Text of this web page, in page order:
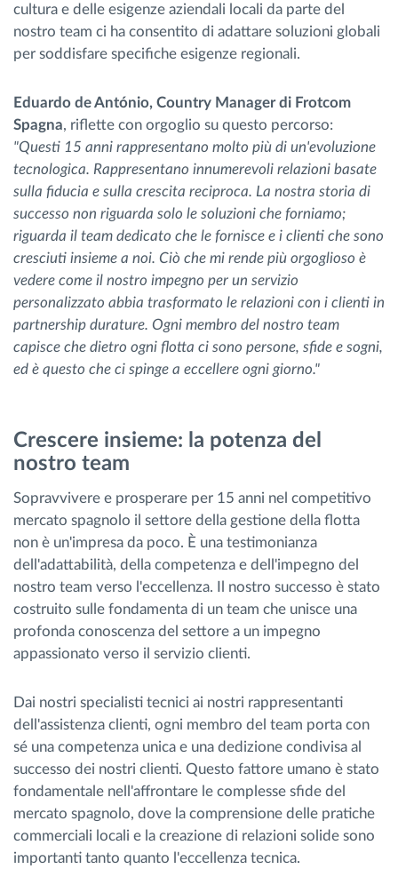
cultura e delle esigenze aziendali locali da parte del
nostro team ci ha consentito di adattare soluzioni globali
per soddisfare specifiche esigenze regionali.
Eduardo de António, Country Manager di Frotcom
Spagna, riflette con orgoglio su questo percorso:
"Questi 15 anni rappresentano molto più di un'evoluzione
tecnologica. Rappresentano innumerevoli relazioni basate
sulla fiducia e sulla crescita reciproca. La nostra storia di
successo non riguarda solo le soluzioni che forniamo;
riguarda il team dedicato che le fornisce e i clienti che sono
cresciuti insieme a noi. Ciò che mi rende più orgoglioso è
vedere come il nostro impegno per un servizio
personalizzato abbia trasformato le relazioni con i clienti in
partnership durature. Ogni membro del nostro team
capisce che dietro ogni flotta ci sono persone, sfide e sogni,
ed è questo che ci spinge a eccellere ogni giorno."
Crescere insieme: la potenza del
nostro team
Sopravvivere e prosperare per 15 anni nel competitivo
mercato spagnolo il settore della gestione della flotta
non è un'impresa da poco. È una testimonianza
dell'adattabilità, della competenza e dell'impegno del
nostro team verso l'eccellenza. Il nostro successo è stato
costruito sulle fondamenta di un team che unisce una
profonda conoscenza del settore a un impegno
appassionato verso il servizio clienti.
Dai nostri specialisti tecnici ai nostri rappresentanti
dell'assistenza clienti, ogni membro del team porta con
sé una competenza unica e una dedizione condivisa al
successo dei nostri clienti. Questo fattore umano è stato
fondamentale nell'affrontare le complesse sfide del
mercato spagnolo, dove la comprensione delle pratiche
commerciali locali e la creazione di relazioni solide sono
importanti tanto quanto l'eccellenza tecnica.